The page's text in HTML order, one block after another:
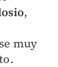
,
muy